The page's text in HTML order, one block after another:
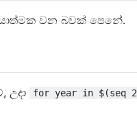
වන බවක් පෙනේ.
උදා
for year in $(seq